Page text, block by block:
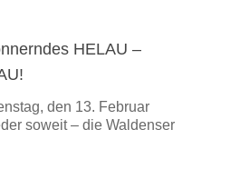
HELAU –
den 13. Februar
soweit – die Waldenser